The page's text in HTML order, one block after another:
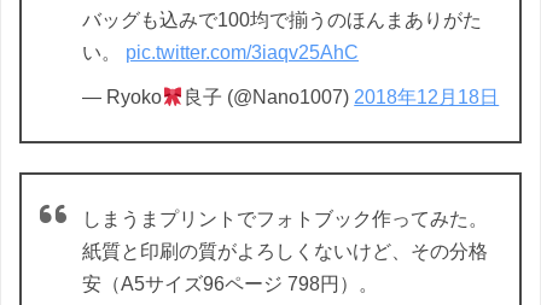
バッグも込みで100均で揃うのほんまありがた
い。 pic.twitter.com/3iaqv25AhC
— Ryoko 良子 (@Nano1007) 2018年12月18日
しまうまプリントでフォトブック作ってみた。
紙質と印刷の質がよろしくないけど、その分格
安（A5サイズ96ページ 798円）。